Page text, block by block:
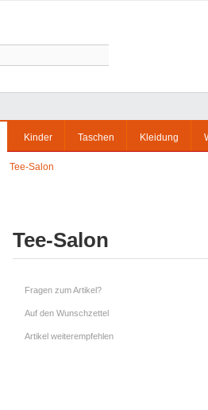
Kinder Taschen Kleidung
Tee-Salon
Tee-Salon
Fragen zum Artikel?
Auf den Wunschzettel
Artikel weiterempfehlen